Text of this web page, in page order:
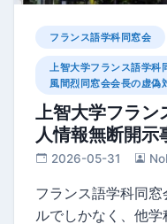
フランス語学科同窓会
上智大学フランス語学科
風間烈同窓会会長の虚偽
上智大学フラン
人情報無断開示
2026-05-31
フランス語学科同
ルでしかなく、他